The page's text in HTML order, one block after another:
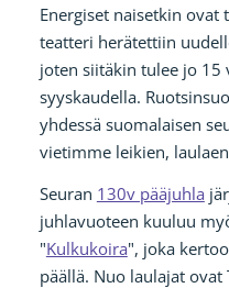
Energiset naisetkin
teatteri herätettiin
joten siitäkin tulee jo 15
syyskaudella.
yhdessä suomalaisen
vietimme leikien,
Seuran 130v pääjuhla
juhlavuoteen kuuluu
"Kulkukoira", joka
päällä. Nuo laulajat ovat